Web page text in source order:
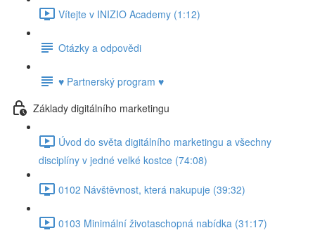
Vítejte v INIZIO Academy (1:12)
Otázky a odpovědi
♥ Partnerský program ♥
Základy digitálního marketingu
Úvod do světa digitálního marketingu a všechny
disciplíny v jedné velké kostce (74:08)
0102 Návštěvnost, která nakupuje (39:32)
0103 Minimální životaschopná nabídka (31:17)